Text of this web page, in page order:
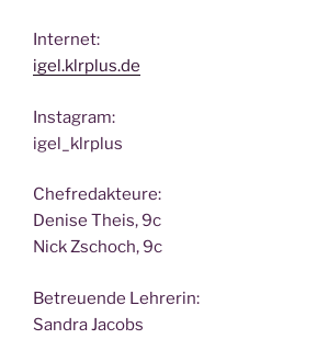
Inter­net:
igel.klrplus.de
Insta­gram:
igel_klrplus
Chef­re­dak­teu­re:
Deni­se Theis, 9c
Nick Zscho­ch, 9c
Betreu­en­de Lehrerin:
San­dra Jacobs